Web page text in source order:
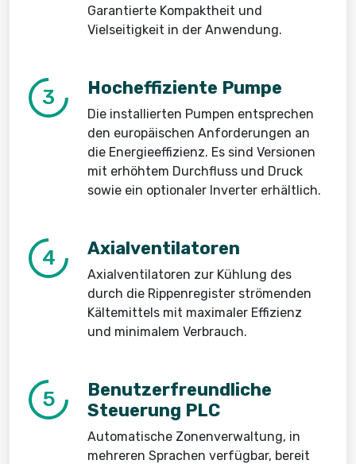
Garantierte Kompaktheit und
Vielseitigkeit in der Anwendung.
3 Hocheffiziente Pumpe
Die installierten Pumpen entsprechen
den europäischen Anforderungen an
die Energieeffizienz. Es sind Versionen
mit erhöhtem Durchfluss und Druck
sowie ein optionaler Inverter erhältlich.
4 Axialventilatoren
Axialventilatoren zur Kühlung des
durch die Rippenregister strömenden
Kältemittels mit maximaler Effizienz
und minimalem Verbrauch.
5
Benutzerfreundliche
Steuerung PLC
Automatische Zonenverwaltung, in
mehreren Sprachen verfügbar, bereit